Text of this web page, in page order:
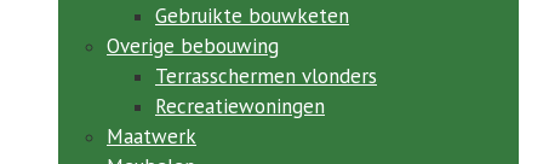
strandpaviljoens,
clubhuizen,
Gebruikte bouwketen
Overige bebouwing
Terrasschermen vlonders
Recreatiewoningen
Maatwerk